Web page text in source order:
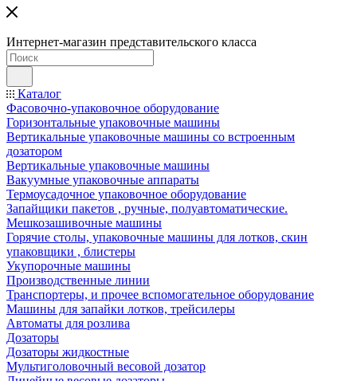
Интернет-магазин представительского класса
Каталог
Фасовочно-упаковочное оборудование
Горизонтальные упаковочные машины
Вертикальные упаковочные машины со встроенным
дозатором
Вертикальные упаковочные машины
Вакуумные упаковочные аппараты
Термоусадочное упаковочное оборудование
Запайщики пакетов , ручные, полуавтоматические.
Мешкозашивочные машины
Горячие столы, упаковочные машины для лотков, скин
упаковщики , блистеры
Укупорочные машины
Производственные линии
Транспортеры, и прочее вспомогательное оборудование
Машины для запайки лотков, трейсилеры
Автоматы для розлива
Дозаторы
Дозаторы жидкостные
Мультиголовочный весовой дозатор